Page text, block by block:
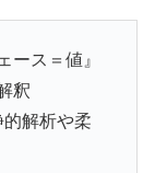
ース＝値』
釈
的解析や柔